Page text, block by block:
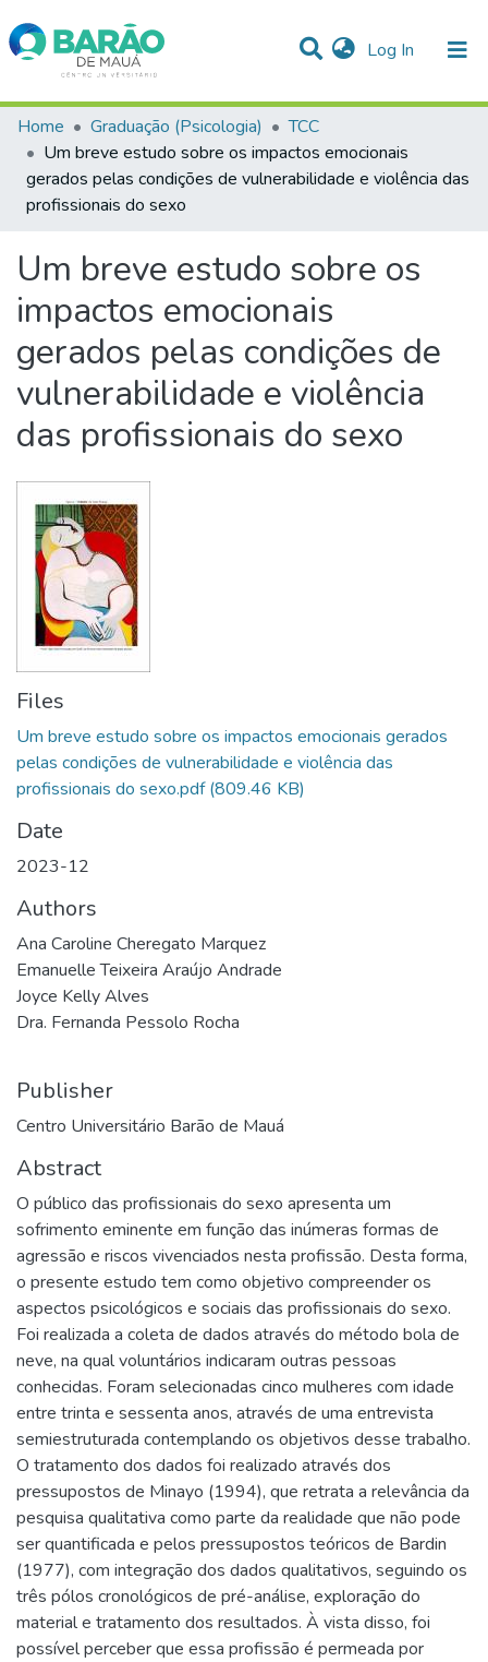
Log In (current)
Communities & Collections
Statistics
All of DSpace
Home Graduação (Psicologia)
TCC
Um breve estudo sobre os impactos emocionais
gerados pelas condições de vulnerabilidade e violência das
profissionais do sexo
Um breve estudo sobre os
impactos emocionais
gerados pelas condições de
vulnerabilidade e violência
das profissionais do sexo
Files
Um breve estudo sobre os impactos emocionais gerados
pelas condições de vulnerabilidade e violência das
profissionais do sexo.pdf (809.46 KB)
Date
2023-12
Authors
Ana Caroline Cheregato Marquez
Emanuelle Teixeira Araújo Andrade
Joyce Kelly Alves
Dra. Fernanda Pessolo Rocha
Publisher
Centro Universitário Barão de Mauá
Abstract
O público das profissionais do sexo apresenta um
sofrimento eminente em função das inúmeras formas de
agressão e riscos vivenciados nesta profissão. Desta forma,
o presente estudo tem como objetivo compreender os
aspectos psicológicos e sociais das profissionais do sexo.
Foi realizada a coleta de dados através do método bola de
neve, na qual voluntários indicaram outras pessoas
conhecidas. Foram selecionadas cinco mulheres com idade
entre trinta e sessenta anos, através de uma entrevista
semiestruturada contemplando os objetivos desse trabalho.
O tratamento dos dados foi realizado através dos
pressupostos de Minayo (1994), que retrata a relevância da
pesquisa qualitativa como parte da realidade que não pode
ser quantificada e pelos pressupostos teóricos de Bardin
(1977), com integração dos dados qualitativos, seguindo os
três pólos cronológicos de pré-análise, exploração do
material e tratamento dos resultados. À vista disso, foi
possível perceber que essa profissão é permeada por